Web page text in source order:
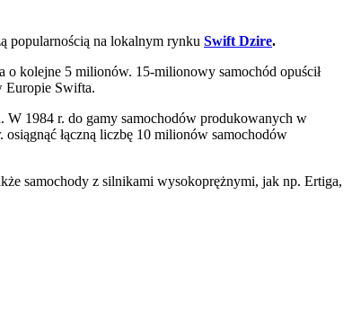
popularnością na lokalnym rynku Swift Dzire.
kolejne 5 milionów. 15-milionowy samochód opuścił
Europie Swifta.
W 1984 r. do gamy samochodów produkowanych w
łączną liczbę 10 milionów samochodów
samochody z silnikami wysokoprężnymi, jak np. Ertiga,